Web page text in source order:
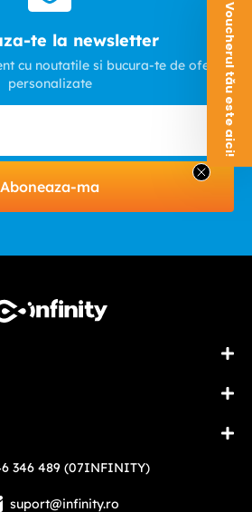
te la newsletter
cu noutatile si bucura-te de oferte
personalizate
Aboneaza-ma
346 489 (07INFINITY)
suport@infinity.ro
Voucherul tău este aici!